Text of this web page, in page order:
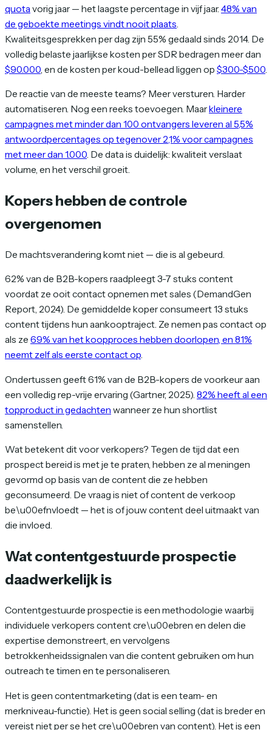
quota vorig jaar — het laagste percentage in vijf jaar. 48% van
de geboekte meetings vindt nooit plaats
Kwaliteitsgesprekken per dag zijn 55% gedaald sinds 2014. De
volledig belaste jaarlijkse kosten per SDR bedragen meer dan
$90.000 , en de kosten per koud-bellead liggen op $300-$500
De reactie van de meeste teams? Meer versturen. Harder
automatiseren. Nog een reeks toevoegen. Maarkleinere
campagnes met minder dan 100 ontvangers leveren al 5,5%
antwoordpercentages op tegenover 2,1% voor campagnes
met meer dan 1.000. De data is duidelijk: kwaliteit verslaat
volume, en het verschil groeit.
Kopers hebben de controle
overgenomen
De machtsverandering komt niet — die is al gebeurd.
62% van de B2B-kopers raadpleegt 3-7 stuks content
voordat ze ooit contact opnemen met sales (DemandGen
Report, 2024). De gemiddelde koper consumeert 13 stuks
content tijdens hun aankooptraject. Ze nemen pas contact op
als ze 69% van het koopproces hebben doorlopen, en 81%
neemt zelf als eerste contact op.
Ondertussen geeft 61% van de B2B-kopers de voorkeur aan
een volledig rep-vrije ervaring (Gartner, 2025). 82% heeft al een
topproduct in gedachten wanneer ze hun shortlist
samenstellen.
Wat betekent dit voor verkopers? Tegen de tijd dat een
prospect bereid is met je te praten, hebben ze al meningen
gevormd op basis van de content die ze hebben
geconsumeerd. De vraag is niet of content de verkoop
be\u00efnvloedt — het is ofjouwcontent deel uitmaakt van
die invloed.
Wat contentgestuurde prospectie
daadwerkelijk is
Contentgestuurde prospectie is een methodologie waarbij
individuele verkopers content cre\u00ebren en delen die
expertise demonstreert, en vervolgens
betrokkenheidssignalen van die content gebruiken om hun
outreach te timen en te personaliseren.
Het is geen contentmarketing (dat is een team- en
merkniveau-functie). Het is geen social selling (dat is breder en
vereist niet per se het cre\u00ebren van content). Het is een